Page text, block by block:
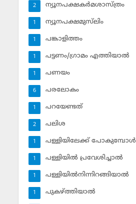
ന്യൂനപക്ഷകര്‍മശാസ്ത്രം
2
ന്യൂനപക്ഷമുസ്‌ലിം
1
പങ്കാളിത്തം
1
പട്ടണം/ഗ്രാമം എത്തിയാല്‍
1
പണയം
1
പരലോകം
6
പറയേണ്ടത്
1
പലിശ
2
പള്ളിയിലേക്ക് പോകുമ്പോള്‍
1
പള്ളിയില്‍ പ്രവേശിച്ചാല്‍
1
പള്ളിയില്‍നിന്നിറങ്ങിയാല്‍
1
പുകഴ്ത്തിയാല്‍
1